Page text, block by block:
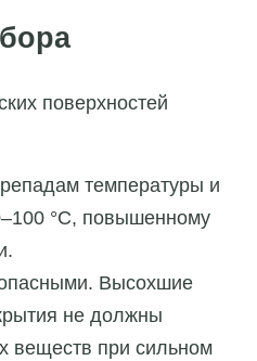
поверхностей
температуры и
°C, повышенному
Высохшие
не должны
веществ при сильном